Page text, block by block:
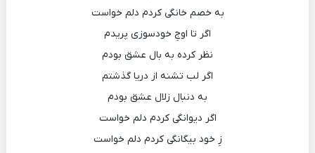
به خصم خانگی کردم دلم خواست
اگر تا اوجِ خودسوزی پریدم
نظر کرده به بال عشق بودم
اگر لب تشنه از دریا گذشتم
به دنبال زلال عشق بودم
اگر دیوانگی کردم دلم خواست
زِ خود بیگانگی کردم دلم خواست